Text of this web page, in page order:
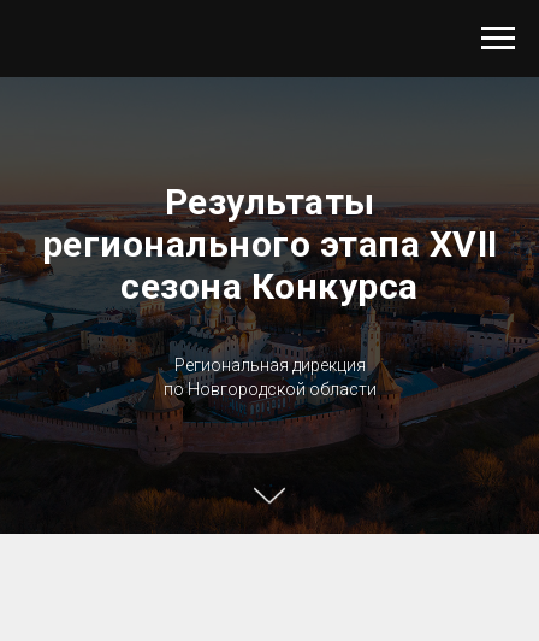
Результаты
регионального этапа XVII
cезона Конкурса
Региональная дирекция
по Новгородской области